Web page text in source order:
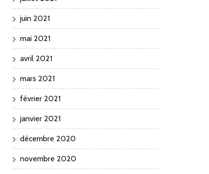
juin 2021
mai 2021
avril 2021
mars 2021
février 2021
janvier 2021
décembre 2020
novembre 2020